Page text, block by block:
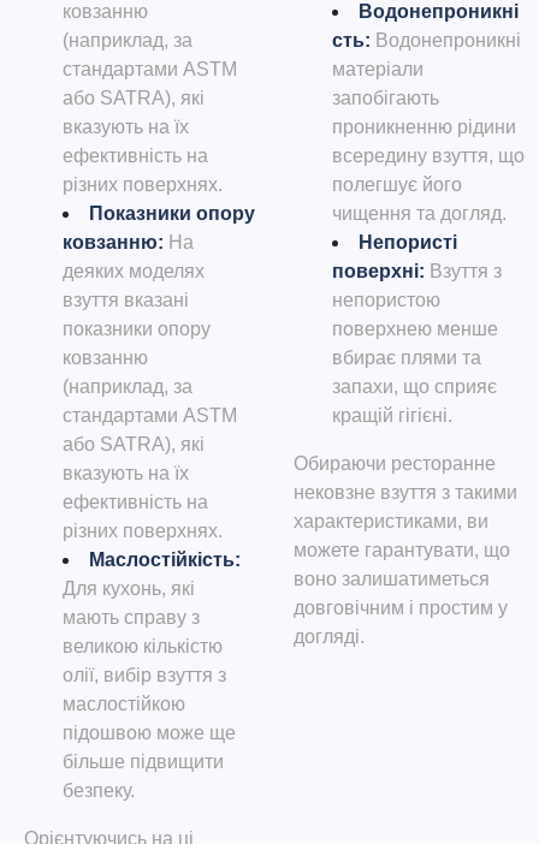
ковзанню
(наприклад, за
стандартами ASTM
або SATRA), які
вказують на їх
ефективність на
різних поверхнях.
Показники опору
ковзанню: На
деяких моделях
взуття вказані
показники опору
ковзанню
(наприклад, за
стандартами ASTM
або SATRA), які
вказують на їх
ефективність на
різних поверхнях.
Маслостійкість:
Для кухонь, які
мають справу з
великою кількістю
олії, вибір взуття з
маслостійкою
підошвою може ще
більше підвищити
безпеку.
Орієнтуючись на ці
Водонепроникні
сть: Водонепроникні
матеріали
запобігають
проникненню рідини
всередину взуття, що
полегшує його
чищення та догляд.
Непористі
поверхні: Взуття з
непористою
поверхнею менше
вбирає плями та
запахи, що сприяє
кращій гігієні.
Обираючи ресторанне
нековзне взуття з такими
характеристиками, ви
можете гарантувати, що
воно залишатиметься
довговічним і простим у
догляді.